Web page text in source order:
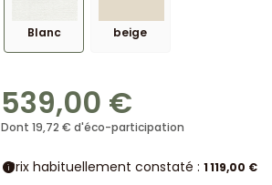
Blanc beige
539,00 €
Dont 19,72 € d'éco-participation
infoPrix habituellement constaté : 1 119,00 €